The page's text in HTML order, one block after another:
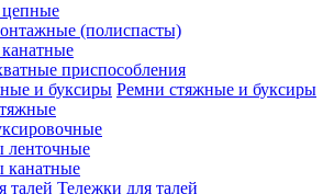
(полиспасты)
приспособления
Ремни стяжные и буксиры
ленточные
канатные
Тележки для талей